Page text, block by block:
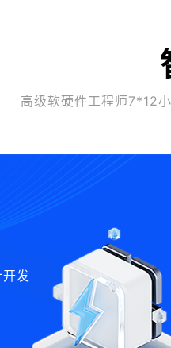
高级软硬件工程师7*12
发